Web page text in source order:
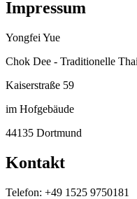
Impressum
Yongfei Yue
Chok Dee - Traditionelle
Kaiserstraße 59
im Hofgebäude
44135 Dortmund
Kontakt
Telefon: +49 1525 9750181